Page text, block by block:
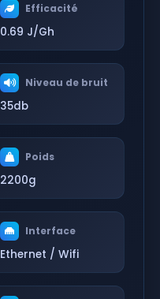
Efficacité
0.69 J/Gh
Niveau de bruit
35db
Poids
2200g
Interface
Ethernet / Wifi